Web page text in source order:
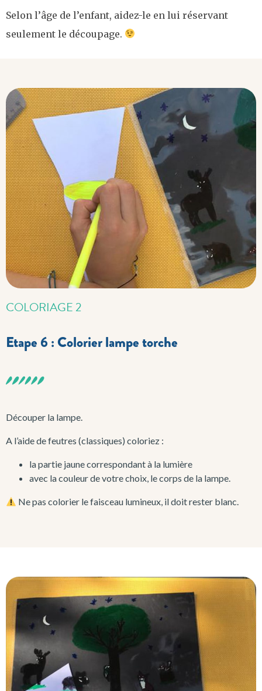
Selon l’âge de l’enfant, aidez-le en lui réservant
seulement le découpage.
COLORIAGE 2
Etape 6 : Colorier lampe torche
Découper la lampe.
A l’aide de feutres (classiques) coloriez :
la partie jaune correspondant à la lumière
avec la couleur de votre choix, le corps de la lampe.
Ne pas colorier le faisceau lumineux, il doit rester blanc.